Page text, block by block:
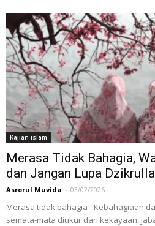
Kajian islam
Merasa Tidak Bahagia,
dan Jangan Lupa
Asrorul Muvida - 03/02/2026
Merasa tidak bahagia - Kebahagiaan
semata-mata diukur dari kekayaan,